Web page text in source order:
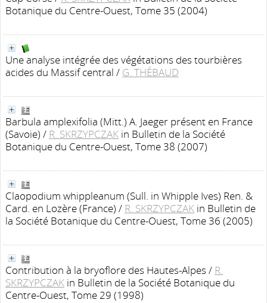
Botanique du Centre-Ouest, Tome 35 (2004)
Une analyse intégrée des végétations des tourbières
acides du Massif central / G. THÉBAUD
Barbula amplexifolia (Mitt.) A. Jaeger présent en France
(Savoie) / R. SKRZYPCZAK in Bulletin de la Société
Botanique du Centre-Ouest, Tome 38 (2007)
Claopodium whippleanum (Sull. in Whipple Ives) Ren. &
Card. en Lozère (France) / R. SKRZYPCZAK in Bulletin de
la Société Botanique du Centre-Ouest, Tome 36 (2005)
Contribution à la bryoflore des Hautes-Alpes / R.
SKRZYPCZAK in Bulletin de la Société Botanique du
Centre-Ouest, Tome 29 (1998)